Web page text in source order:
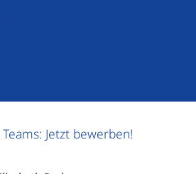
Jetzt bewerben!